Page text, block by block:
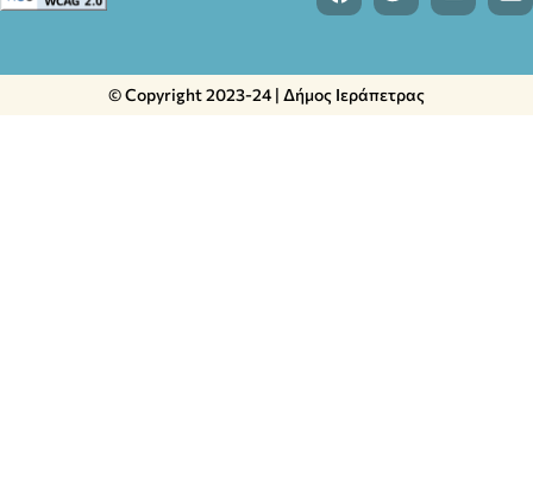
© Copyright 2023-24 | Δήμος Ιεράπετρας